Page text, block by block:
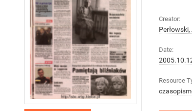
Creator:
Date:
Resource